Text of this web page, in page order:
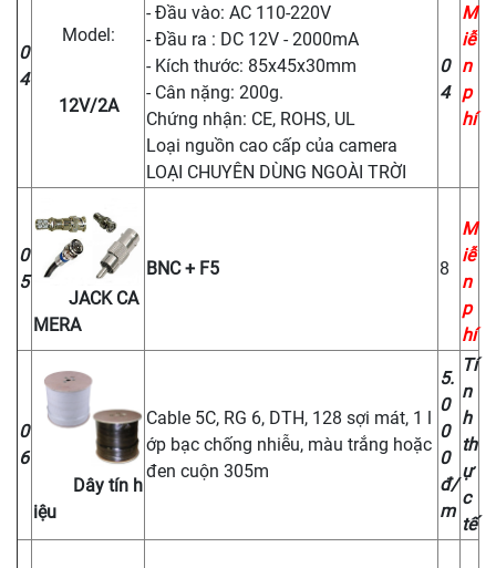
0
4
Model:
12V/2A
- Đầu vào: AC 110-220V
- Đầu ra : DC 12V - 2000mA
- Kích thước: 85x45x30mm
- Cân nặng: 200g.
Chứng nhận: CE, ROHS, UL
Loại nguồn cao cấp của camera
LOẠI CHUYÊN DÙNG NGOÀI TRỜI
0
4
M
iễ
n
p
hí
0
5
JACK CA
MERA
BNC + F5 8
M
iễ
n
p
hí
0
6
Dây tín h
iệu
Cable 5C, RG 6, DTH, 128 sợi mát, 1 l
ớp bạc chống nhiễu, màu trắng hoặc
đen cuộn 305m
5.
0
0
0
đ/
m
Tí
n
h
th
ự
c
tế